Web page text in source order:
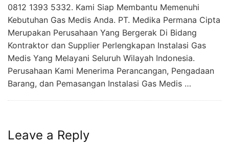
0812 1393 5332. Kami Siap Membantu Memenuhi
Kebutuhan Gas Medis Anda. PT. Medika Permana Cipta
Merupakan Perusahaan Yang Bergerak Di Bidang
Kontraktor dan Supplier Perlengkapan Instalasi Gas
Medis Yang Melayani Seluruh Wilayah Indonesia.
Perusahaan Kami Menerima Perancangan, Pengadaan
Barang, dan Pemasangan Instalasi Gas Medis …
Leave a Reply